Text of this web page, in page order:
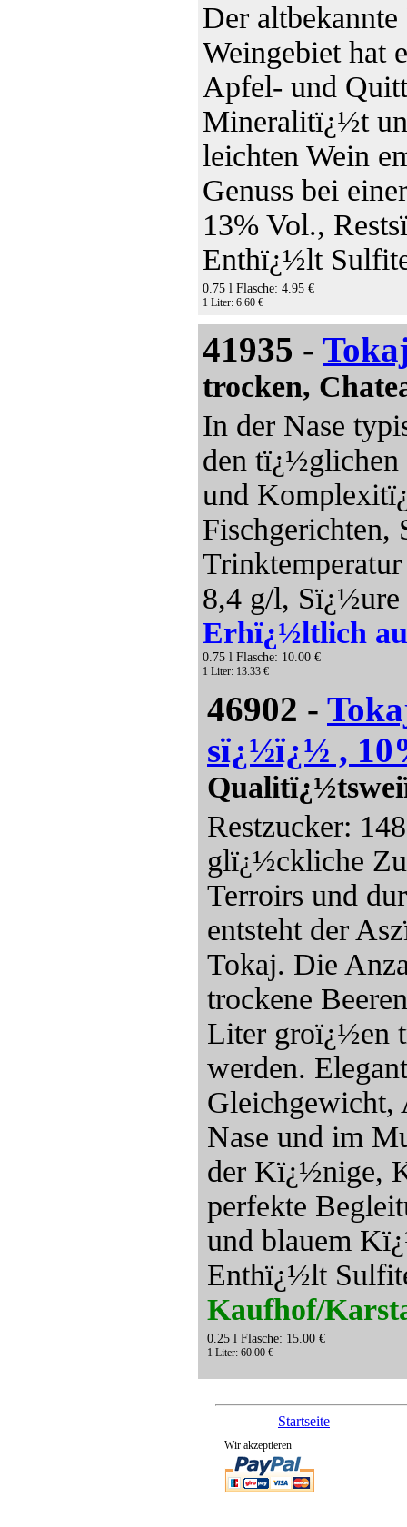
Der
Weingebiet hat
Apfel- und
Mineralitï¿½t
leichten Wein
Genuss bei
13% Vol.,
Enthï¿½lt
0.75 l Flasche: 4.95 €
1 Liter: 6.60 €
41935 -
trocken,
In der Nase
den
und
Fischgerichten,
8,4 g/l,
Erhï¿½ltlich
0.75 l Flasche: 10.00 €
1 Liter: 13.33 €
46902 -
sï¿½ï¿½ ,
Restzucker:
glï¿½ckliche
Terroirs und
entsteht der
Tokaj. Die
trockene
Liter groï¿½en
werden.
Gleichgewicht,
Nase und im
der Kï¿½nige,
perfekte
und blauem
Enthï¿½lt
Kaufhof/
0.25 l Flasche: 15.00 €
1 Liter: 60.00 €
Startseite
Wir akzeptieren